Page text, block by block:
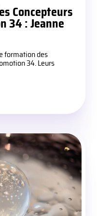
Concepteurs
34 : Jeanne
formation des
34. Leurs